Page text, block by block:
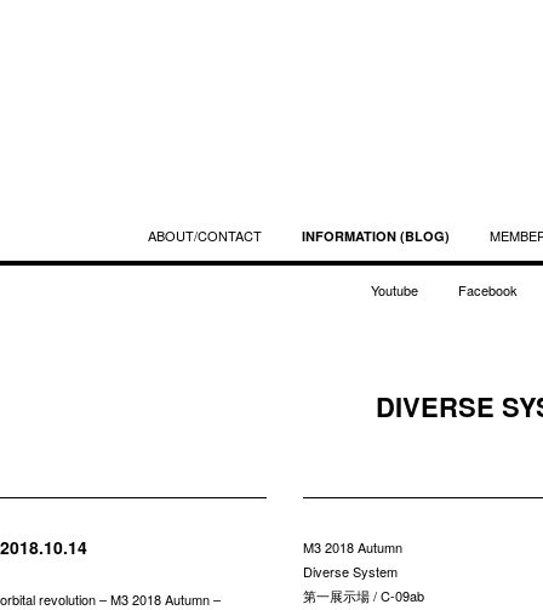
ABOUT/CONTACT INFORMATION (BLOG)
Youtube Facebook
DIVERSE
2018.10.14
orbital revolution – M3 2018 Autumn –
M3 2018 Autumn
Diverse System
第一展示場 / C-09ab